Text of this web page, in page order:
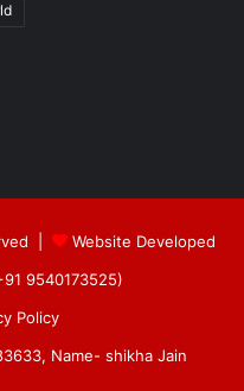
|
Website Developed
9540173525)
Policy
Name- shikha Jain